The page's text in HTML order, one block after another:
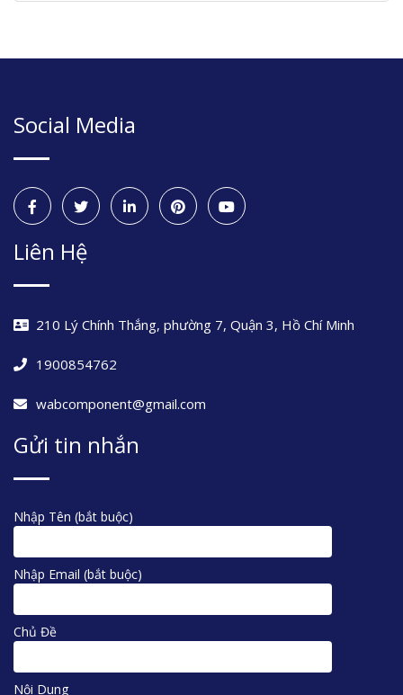
Social Media
Liên Hệ
210 Lý Chính Thắng, phường 7, Quận 3, Hồ Chí Minh
1900854762
wabcomponent@gmail.com
Gửi tin nhắn
Nhập Tên (bắt buộc)
Nhập Email (bắt buộc)
Chủ Đề
Nội Dung